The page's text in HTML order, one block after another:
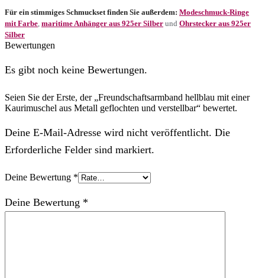
Für ein stimmiges Schmuckset finden Sie außerdem: Modeschmuck-Ringe
mit Farbe maritime Anhänger aus 925er Silber und Ohrstecker aus 925er
Silber
Bewertungen
Es gibt noch keine Bewertungen.
Seien Sie der Erste, der „Freundschaftsarmband hellblau mit einer
Kaurimuschel aus Metall geflochten und verstellbar“ bewertet.
Deine E-Mail-Adresse wird nicht veröffentlicht. Die
Erforderliche Felder sind markiert.
Deine Bewertung *
Deine Bewertung *